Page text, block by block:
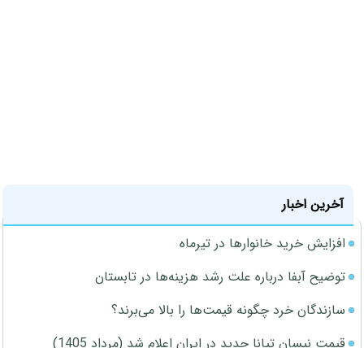
آخرین اخبار
افزایش خرید خانوارها در تیرماه
توضیح آبفا درباره علت رشد هزینه‌ها در تابستان
سازندگان خرد چگونه قیمت‌ها را بالا می‌برند؟
قیمت نیسان تیانا جدید در ایران اعلام شد (مرداد 1405)